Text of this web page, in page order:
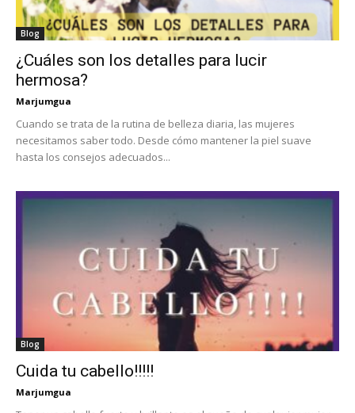
Blog
¿Cuáles son los detalles para lucir
hermosa?
Marjumgua
Cuando se trata de la rutina de belleza diaria, las mujeres
necesitamos saber todo. Desde cómo mantener la piel suave
hasta los consejos adecuados...
Blog
Cuida tu cabello!!!!!
Marjumgua